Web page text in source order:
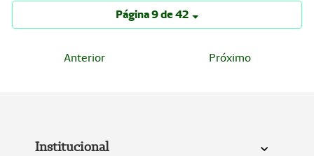
Página 9 de 42
Anterior Próximo
Institucional